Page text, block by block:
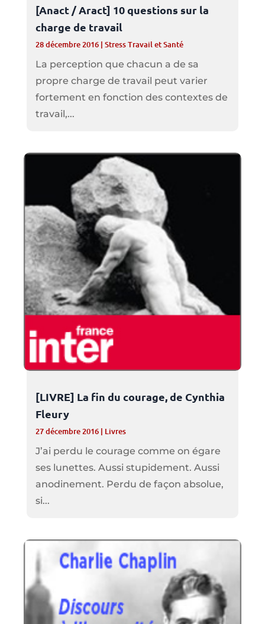
[Anact / Aract] 10 questions sur la
charge de travail
28 décembre 2016| Stress Travail et Santé
La perception que chacun a de sa
propre charge de travail peut varier
fortement en fonction des contextes de
travail,...
[LIVRE] La fin du courage, de Cynthia
Fleury
27 décembre 2016| Livres
J’ai perdu le courage comme on égare
ses lunettes. Aussi stupidement. Aussi
anodinement. Perdu de façon absolue,
si...